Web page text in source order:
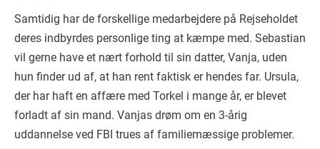
Samtidig har de forskellige medarbejdere på Rejseholdet
deres indbyrdes personlige ting at kæmpe med. Sebastian
vil gerne have et nært forhold til sin datter, Vanja, uden
hun finder ud af, at han rent faktisk er hendes far. Ursula,
der har haft en affære med Torkel i mange år, er blevet
forladt af sin mand. Vanjas drøm om en 3-årig
uddannelse ved FBI trues af familiemæssige problemer.